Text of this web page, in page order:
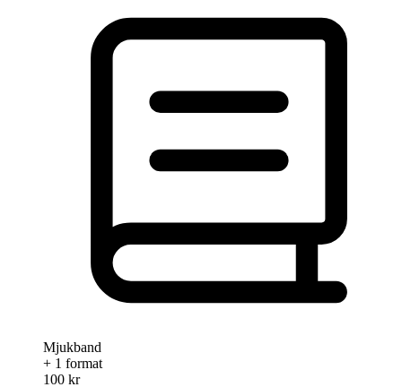
Mjukband
+ 1 format
100 kr